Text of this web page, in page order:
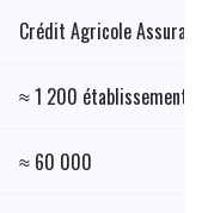
Crédit Agricole
≈ 1 200
≈ 60 000